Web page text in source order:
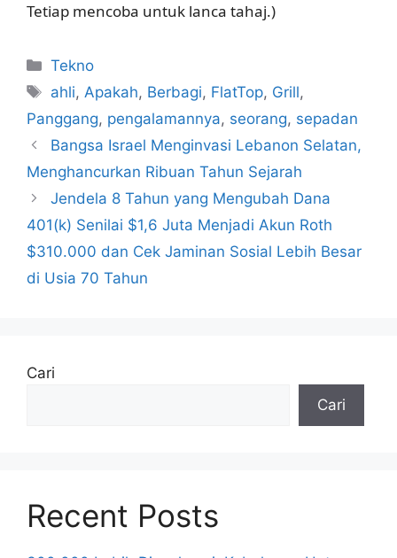
Tetiap mencoba untuk lanca tahaj.)
Kategori
Tekno
Tag
ahli,Apakah, Berbagi, FlatTop, Grill,
Panggang, pengalamannya, seorang, sepadan
Bangsa Israel Menginvasi Lebanon Selatan,
Menghancurkan Ribuan Tahun Sejarah
Jendela 8 Tahun yang Mengubah Dana
401(k) Senilai $1,6 Juta Menjadi Akun Roth
$310.000 dan Cek Jaminan Sosial Lebih Besar
di Usia 70 Tahun
Cari
Cari
Recent Posts